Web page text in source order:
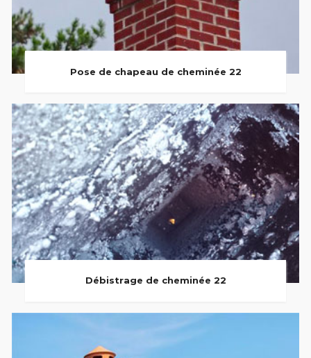
Pose de chapeau de cheminée 22
Débistrage de cheminée 22